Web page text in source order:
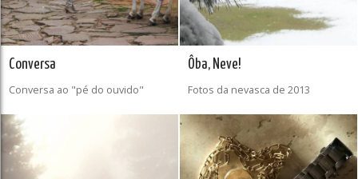
Conversa
Conversa ao "pé do ouvido"
Ôba, Neve!
Fotos da nevasca de 2013